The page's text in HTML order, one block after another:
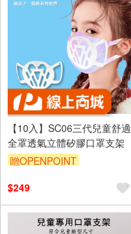
【10入】SC06三代兒童舒
全罩透氣立體矽膠口罩支架
贈OPENPOINT
$249